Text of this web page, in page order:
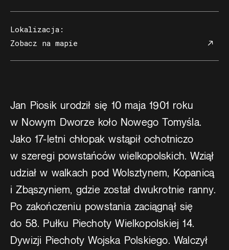
Lokalizacja :
Zobacz na mapie
Jan Piosik urodził się 10 maja 1901 roku
w Nowym Dworze koło Nowego Tomyśla.
Jako 17-letni chłopak wstąpił ochotniczo
w szeregi powstańców wielkopolskich. Wziął
udział w walkach pod Wolsztynem, Kopanicą
i Zbąszyniem, gdzie został dwukrotnie ranny.
Po zakończeniu powstania zaciągnął się
do 58. Pułku Piechoty Wielkopolskiej 14.
Dywizji Piechoty Wojska Polskiego. Walczył